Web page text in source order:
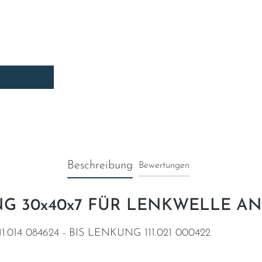
ein oder benutze die Schaltflächen um die
Beschreibung Bewertungen
30x40x7 FÜR LENKWELLE
084624 - BIS LENKUNG 111.021 000422